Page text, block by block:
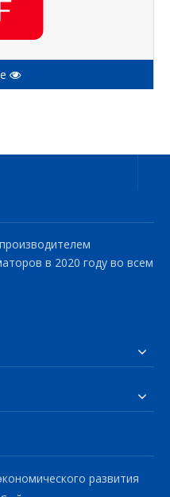
в 2020 году во всем
развития